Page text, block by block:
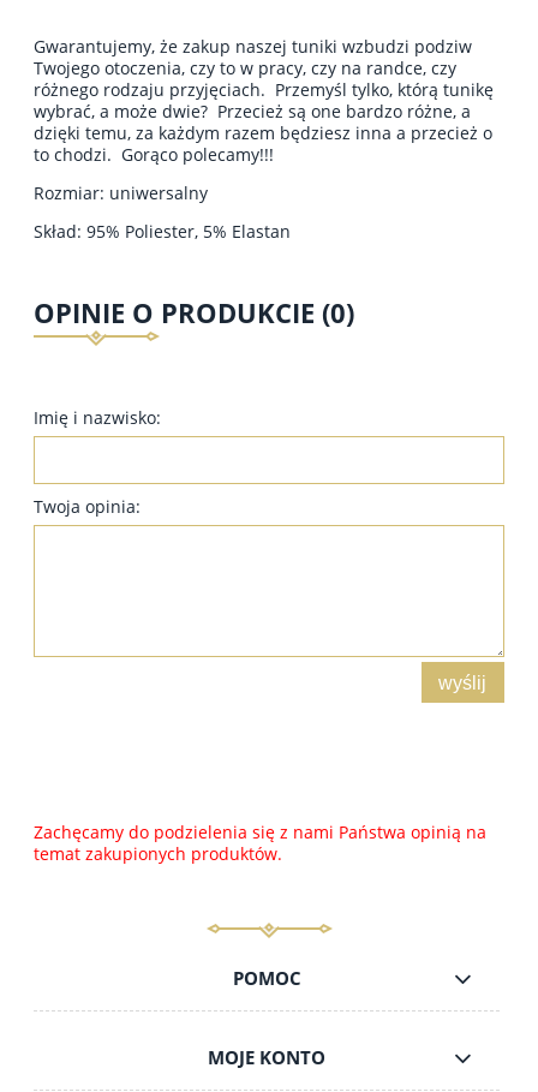
Gwarantujemy, że zakup naszej tuniki wzbudzi podziw
Twojego otoczenia, czy to w pracy, czy na randce, czy
różnego rodzaju przyjęciach. Przemyśl tylko, którą tunikę
wybrać, a może dwie? Przecież są one bardzo różne, a
dzięki temu, za każdym razem będziesz inna a przecież o
to chodzi. Gorąco polecamy!!!
Rozmiar: uniwersalny
Skład: 95% Poliester, 5% Elastan
OPINIE O PRODUKCIE (0)
Imię i nazwisko:
Twoja opinia:
wyślij
Zachęcamy do podzielenia się z nami Państwa opinią na
temat zakupionych produktów.
POMOC
MOJE KONTO